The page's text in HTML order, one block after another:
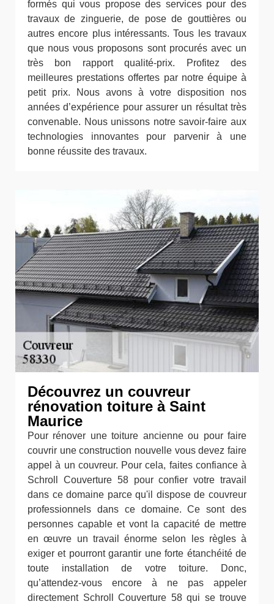
formés qui vous propose des services pour des
travaux de zinguerie, de pose de gouttières ou
autres encore plus intéressants. Tous les travaux
que nous vous proposons sont procurés avec un
très bon rapport qualité-prix. Profitez des
meilleures prestations offertes par notre équipe à
petit prix. Nous avons à votre disposition nos
années d’expérience pour assurer un résultat très
convenable. Nous unissons notre savoir-faire aux
technologies innovantes pour parvenir à une
bonne réussite des travaux.
Découvrez un couvreur
rénovation toiture à Saint
Maurice
Pour rénover une toiture ancienne ou pour faire
couvrir une construction nouvelle vous devez faire
appel à un couvreur. Pour cela, faites confiance à
Schroll Couverture 58 pour confier votre travail
dans ce domaine parce qu'il dispose de couvreur
professionnels dans ce domaine. Ce sont des
personnes capable et vont la capacité de mettre
en œuvre un travail énorme selon les règles à
exiger et pourront garantir une forte étanchéité de
toute installation de votre toiture. Donc,
qu’attendez-vous encore à ne pas appeler
directement Schroll Couverture 58 qui se trouve